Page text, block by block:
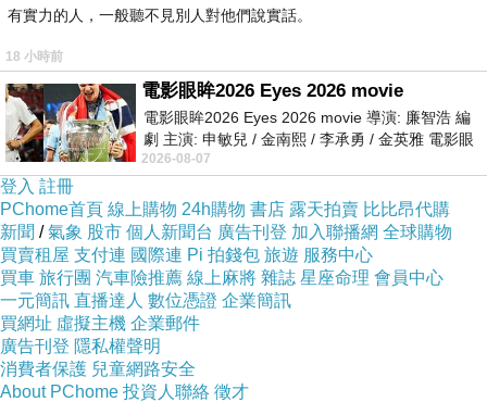
［句子摘錄］重要的事要早點講。這樣才能避免人生過到
一半就結束。
沒有退路，只能往前。
說自己不會說謊這才是最大的謊言。
心中如有妄執，就是無止盡的迴圈。
所謂的心理諮商，就是援助。.....讓委託人能自己幫助
自己～
欲愛、有愛、無有愛。追求名利美色，是欲愛；渴望
長生不老，是有愛。.....不想存在，想化為無的欲望...，代
表想死的欲望，無有愛。
真相只會讓人煩惱。與其承認過錯，不如竄改事實比
較輕鬆。
有實力的人，一般聽不見別人對他們說實話。
18 小時前
電影眼眸2026 Eyes 2026 movie
電影眼眸2026 Eyes 2026 movie 導演: 廉智浩 編
劇 主演: 申敏兒 / 金南熙 / 李承勇 / 金英雅 電影眼
眸2026描述攝影師徐珍因遺
2026-08-07
登入 註冊
PChome首頁 線上購物 24h購物 書店 露天拍賣 比比昂代購
新聞 /氣象 股市 個人新聞台 廣告刊登 加入聯播網 全球購物
買賣租屋 支付連 國際連 Pi 拍錢包 旅遊 服務中心
買車 旅行團 汽車險推薦 線上麻將 雜誌 星座命理 會員中心
一元簡訊 直播達人 數位憑證 企業簡訊
買網址 虛擬主機 企業郵件
廣告刊登 隱私權聲明
消費者保護 兒童網路安全
About PChome 投資人聯絡 徵才